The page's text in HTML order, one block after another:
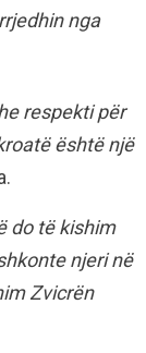
nga
respekti për
është një
do të kishim
njeri në
Zvicrën